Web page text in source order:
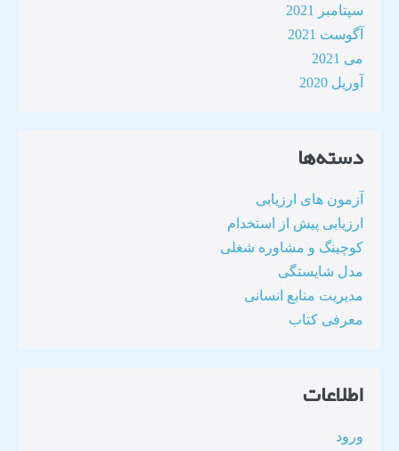
سپتامبر 2021
آگوست 2021
می 2021
آوریل 2020
دسته‌ها
آزمون های ارزیابی
ارزیابی پیش از استخدام
کوچینگ و مشاوره شغلی
مدل شایستگی
مدیریت منابع انسانی
معرفی کتاب
اطلاعات
ورود